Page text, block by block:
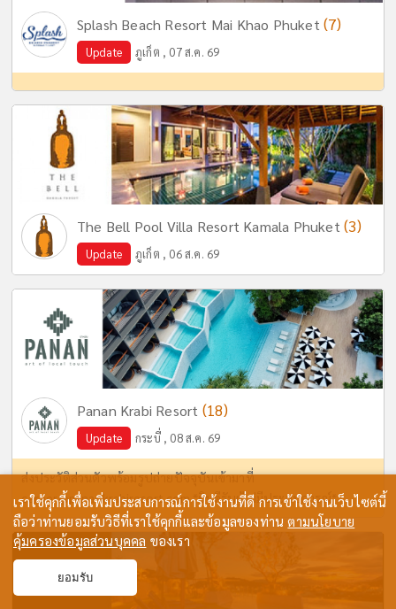
Splash Beach Resort Mai Khao Phuket (7)
Update ภูเก็ต , 07 ส.ค. 69
The Bell Pool Villa Resort Kamala Phuket (3)
Update ภูเก็ต , 06 ส.ค. 69
Panan Krabi Resort (18)
Update กระบี่ , 08 ส.ค. 69
ส่งประวัติส่วนตัวพร้อมรูปถ่ายปัจจุบันเข้ามาที่
career@panankrabiresort.com*ยินดีรับผู้ไม่มีประสบการณ์*
เราใช้คุกกี้เพื่อเพิ่มประสบการณ์การใช้งานที่ดี การเข้าใช้งานเว็บไซต์นี้
ถือว่าท่านยอมรับวิธีที่เราใช้คุกกี้และข้อมูลของท่านตามนโยบาย
คุ้มครองข้อมูลส่วนบุคคล ของเรา
ยอมรับ